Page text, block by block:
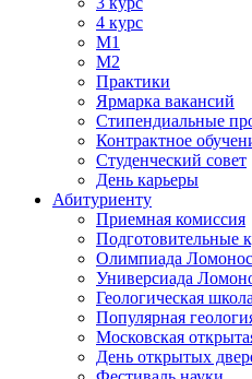
4 курс
М1
М2
Практики
Ярмарка вакансий
Стипендиальные
Контрактное
Студенческий совет
День карьеры
Абитуриенту
Приемная комиссия
Подготовительные
Олимпиада
Универсиада
Геологическая школа
Популярная
Московская
День открытых